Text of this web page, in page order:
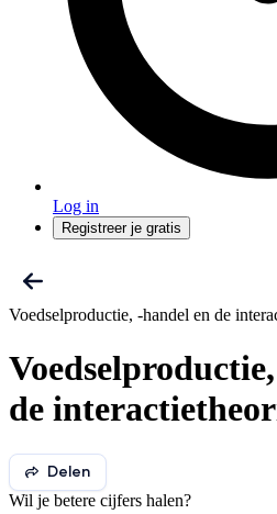
Log in
Registreer je gratis
Voedselproductie, -handel en de
de
Delen
Wil je betere cijfers halen?